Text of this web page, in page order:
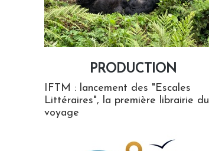
PRODUCTION
IFTM : lancement des "Escales
Littéraires", la première librairie du
voyage